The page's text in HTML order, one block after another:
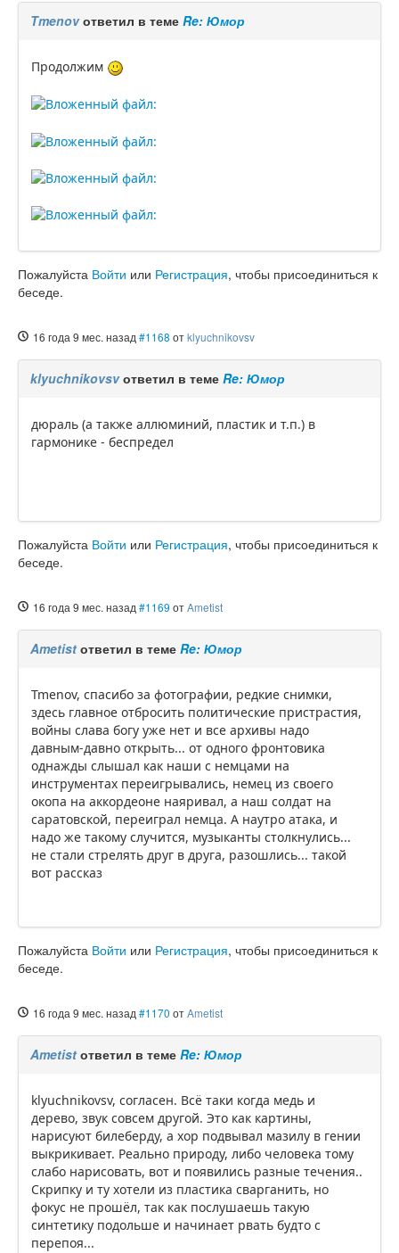
Tmenovответил в теме Re: Юмор
Продолжим
Пожалуйста Войти или Регистрация, чтобы присоединиться к
беседе.
16 года 9 мес. назад #1168 отklyuchnikovsv
klyuchnikovsvответил в теме Re: Юмор
дюраль (а также аллюминий, пластик и т.п.) в
гармонике - беспредел
Пожалуйста Войти или Регистрация, чтобы присоединиться к
беседе.
16 года 9 мес. назад #1169 отAmetist
Ametist ответил в теме Re: Юмор
Tmenov, спасибо за фотографии, редкие снимки,
здесь главное отбросить политические пристрастия,
войны слава богу уже нет и все архивы надо
давным-давно открыть... от одного фронтовика
однажды слышал как наши с немцами на
инструментах переигрывались, немец из своего
окопа на аккордеоне наяривал, а наш солдат на
саратовской, переиграл немца. А наутро атака, и
надо же такому случится, музыканты столкнулись...
не стали стрелять друг в друга, разошлись... такой
вот рассказ
Пожалуйста Войти или Регистрация, чтобы присоединиться к
беседе.
16 года 9 мес. назад #1170 отAmetist
Ametist ответил в теме Re: Юмор
klyuchnikovsv, согласен. Всё таки когда медь и
дерево, звук совсем другой. Это как картины,
нарисуют билеберду, а хор подвывал мазилу в гении
выкрикивает. Реально природу, либо человека тому
слабо нарисовать, вот и появились разные течения..
Скрипку и ту хотели из пластика сварганить, но
фокус не прошёл, так как послушаешь такую
синтетику подольше и начинает рвать будто с
перепоя...